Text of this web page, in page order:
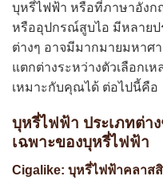
บุหรี่ไฟฟ้า หรือที่ภาษาอังกฤ
หรืออุปกรณ์สูบไอ มีหลายป
ต่างๆ อาจมีมากมายมหาศ
แตกต่างระหว่างตัวเลือกเ
เหมาะกับคุณได้ ต่อไปนี้คือ
บุหรี่ไฟฟ้า ประเภทต่
เฉพาะของบุหรี่ไฟฟ้า
Cigalike: บุหรี่ไฟฟ้าคลาส